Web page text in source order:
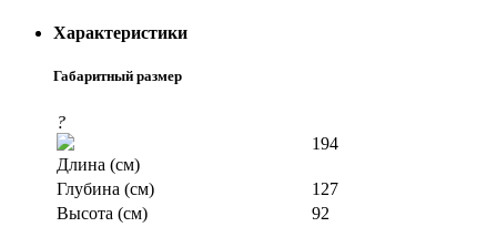
Характеристики
Габаритный размер
?
Длина (см)
194
Глубина (см)
127
Высота (см)
92